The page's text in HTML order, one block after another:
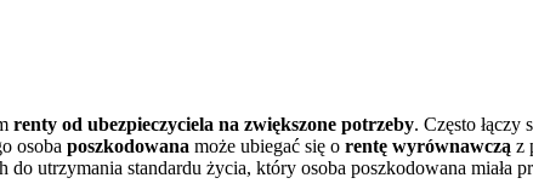
renty od ubezpieczyciela na zwiększone potrzeby. Często łączy
osoba poszkodowana może ubiegać się o rentę wyrównawczą z
utrzymania standardu życia, który osoba poszkodowana miała